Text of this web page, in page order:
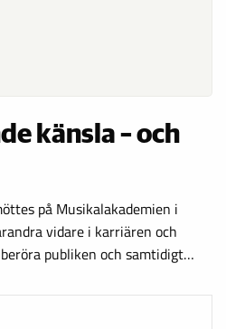
känsla – och
på Musikalakademien i
vidare i karriären och
publiken och samtidigt…